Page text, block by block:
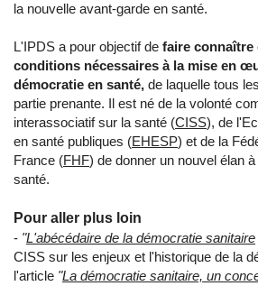
la nouvelle avant-garde en santé.
L'IPDS a pour objectif de faire connaître
conditions nécessaires à la mise en
démocratie en santé, de laquelle tous
partie prenante. Il est né de la volonté
interassociatif sur la santé (CISS), de
en santé publiques (EHESP) et de la
France (FHF) de donner un nouvel élan
santé.
Pour aller plus loin
- "L'abécédaire de la démocratie sanitaire
CISS sur les enjeux et l'historique de la
l'article "La démocratie sanitaire, un